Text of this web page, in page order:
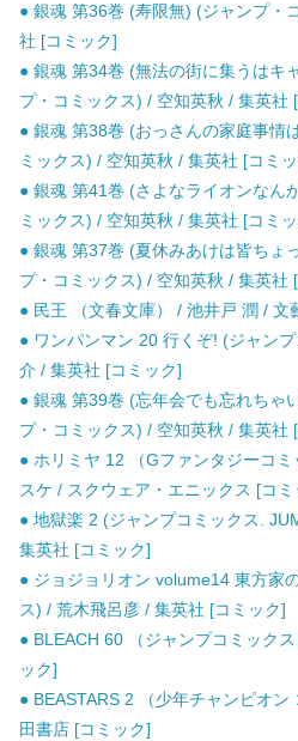
● 銀魂 第36巻 (寿限無) (ジャンプ・
社 [コミック]
● 銀魂 第34巻 (無法の街に集うはキ
プ・コミックス) / 空知英秋 / 集英社
● 銀魂 第38巻 (おっさんの家庭事情
ミックス) / 空知英秋 / 集英社 [コミ
● 銀魂 第41巻 (さよなライオンなん
ミックス) / 空知英秋 / 集英社 [コミ
● 銀魂 第37巻 (夏休みあけは皆ちょ
プ・コミックス) / 空知英秋 / 集英社
● 民王 （文春文庫） / 池井戸 潤 / 文
● ワンパンマン 20 行くぞ! (ジャン
介 / 集英社 [コミック]
● 銀魂 第39巻 (忘年会でも忘れちゃ
プ・コミックス) / 空知英秋 / 集英社
● ホリミヤ 12 （Gファンタジーコ
スケ / スクウェア・エニックス [コミ
● 地獄楽 2 (ジャンプコミックス.
集英社 [コミック]
● ジョジョリオン volume14 東方家
ス) / 荒木飛呂彦 / 集英社 [コミック]
● BLEACH 60 （ジャンプコミック
ック]
● BEASTARS 2 （少年チャンピオ
田書店 [コミック]